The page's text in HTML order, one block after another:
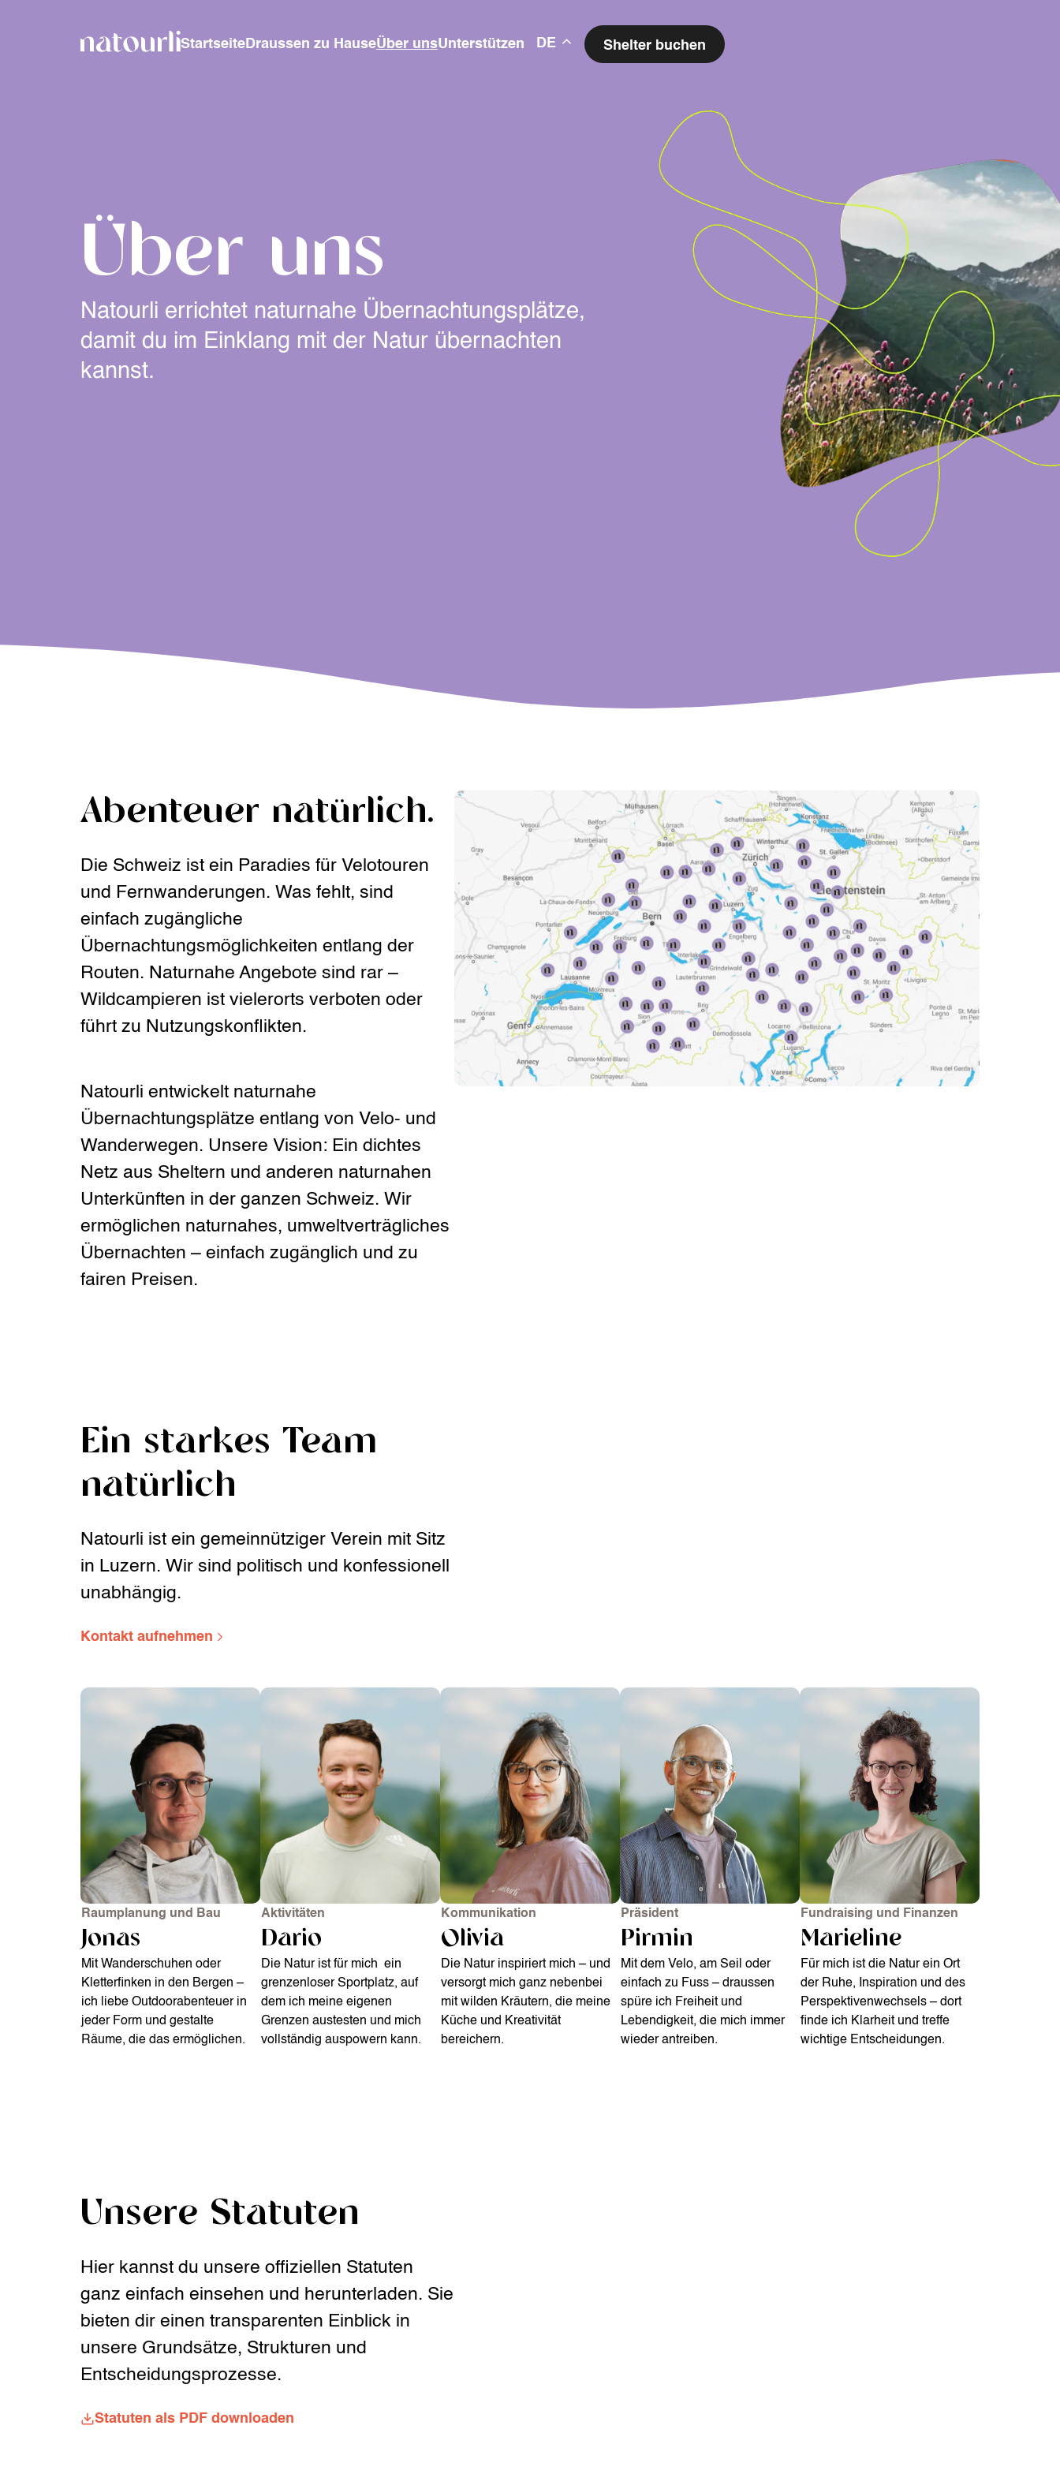
StartseiteDraussen zu HauseÜber unsUnterstützen DE Shelter buchen
Über uns
Natourli errichtet naturnahe Übernachtungsplätze,
damit du im Einklang mit der Natur übernachten
kannst.
Abenteuer natürlich.
Die Schweiz ist ein Paradies für Velotouren
und Fernwanderungen. Was fehlt, sind
einfach zugängliche
Übernachtungsmöglichkeiten entlang der
Routen. Naturnahe Angebote sind rar –
Wildcampieren ist vielerorts verboten oder
führt zu Nutzungskonflikten.
Natourli entwickelt naturnahe
Übernachtungsplätze entlang von Velo- und
Wanderwegen. Unsere Vision: Ein dichtes
Netz aus Sheltern und anderen naturnahen
Unterkünften in der ganzen Schweiz. Wir
ermöglichen naturnahes, umweltverträgliches
Übernachten – einfach zugänglich und zu
fairen Preisen.
Ein starkes Team
natürlich
Natourli ist ein gemeinnütziger Verein mit Sitz
in Luzern. Wir sind politisch und konfessionell
unabhängig.
Kontakt aufnehmen
Raumplanung und Bau
Jonas
Mit Wanderschuhen oder
Kletterfinken in den Bergen –
ich liebe Outdoorabenteuer in
jeder Form und gestalte
Räume, die das ermöglichen.
Aktivitäten
Dario
Die Natur ist für mich ein
grenzenloser Sportplatz, auf
dem ich meine eigenen
Grenzen austesten und mich
vollständig auspowern kann.
Kommunikation
Olivia
Die Natur inspiriert mich – und
versorgt mich ganz nebenbei
mit wilden Kräutern, die meine
Küche und Kreativität
bereichern.
Präsident
Pirmin
Mit dem Velo, am Seil oder
einfach zu Fuss – draussen
spüre ich Freiheit und
Lebendigkeit, die mich immer
wieder antreiben.
Fundraising und Finanzen
Marieline
Für mich ist die Natur ein Ort
der Ruhe, Inspiration und des
Perspektivenwechsels – dort
finde ich Klarheit und treffe
wichtige Entscheidungen.
Unsere Statuten
Hier kannst du unsere offiziellen Statuten
ganz einfach einsehen und herunterladen. Sie
bieten dir einen transparenten Einblick in
unsere Grundsätze, Strukturen und
Entscheidungsprozesse.
Statuten als PDF downloaden